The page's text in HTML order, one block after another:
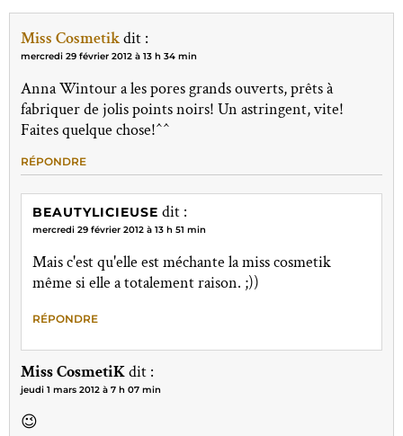
Miss Cosmetikdit :
mercredi 29 février 2012 à 13 h 34 min
Anna Wintour a les pores grands ouverts, prêts à
fabriquer de jolis points noirs! Un astringent, vite!
Faites quelque chose!^^
RÉPONDRE
BEAUTYLICIEUSE dit :
mercredi 29 février 2012 à 13 h 51 min
Mais c'est qu'elle est méchante la miss cosmetik
même si elle a totalement raison. ;))
RÉPONDRE
Miss CosmetiKdit :
jeudi 1 mars 2012 à 7 h 07 min
😉